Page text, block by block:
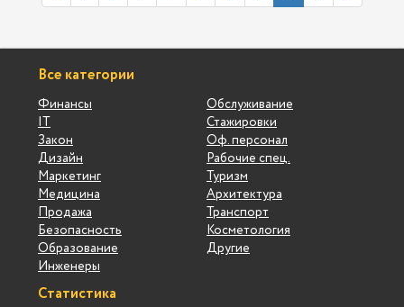
Все категории
Финансы
IT
Закон
Дизайн
Маркетинг
Медицина
Продажа
Безопасность
Образование
Инженеры
Обслуживание
Стажировки
Оф. персонал
Рабочие спец.
Туризм
Архитектура
Транспорт
Косметология
Другие
Статистика